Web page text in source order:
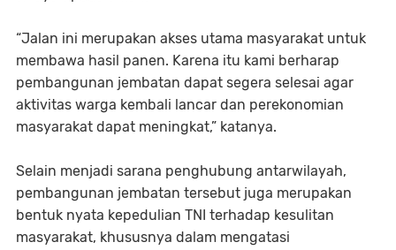
“Jalan ini merupakan akses utama masyarakat untuk
membawa hasil panen. Karena itu kami berharap
pembangunan jembatan dapat segera selesai agar
aktivitas warga kembali lancar dan perekonomian
masyarakat dapat meningkat,” katanya.
Selain menjadi sarana penghubung antarwilayah,
pembangunan jembatan tersebut juga merupakan
bentuk nyata kepedulian TNI terhadap kesulitan
masyarakat, khususnya dalam mengatasi